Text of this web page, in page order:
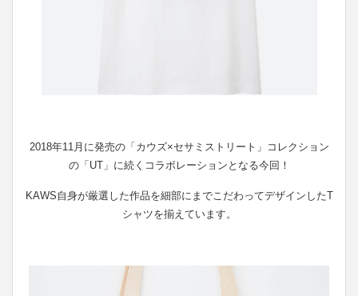
2018年11月に発売の「カウズ×セサミストリート」コレクション
の「UT」に続くコラボレーションとなる今回！
KAWS自身が厳選した作品を細部にまでこだわってデザインしたT
シャツを揃えています。